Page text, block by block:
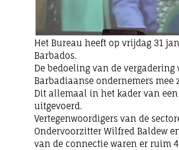
Het Bureau heeft op vrijdag 31
Barbados.
De bedoeling van de
Barbadiaanse ondernemers
Dit allemaal in het kader van
uitgevoerd.
Vertegenwoordigers van de
Ondervoorzitter Wilfred Baldew
van de connectie waren er ruim